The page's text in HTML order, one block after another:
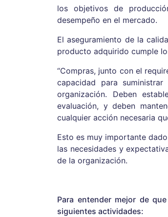
los objetivos de
desempeño en el mercado.
El aseguramiento de la
producto adquirido cumple
“Compras, junto con el
capacidad para
organización. Deben
evaluación, y deben
cualquier acción necesaria
Esto es muy importante
las necesidades y
de la organización.
Para entender mejor de
siguientes actividades: